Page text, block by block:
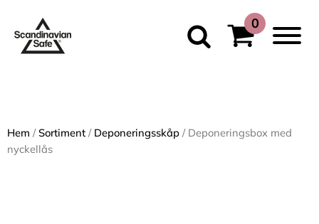
Hem /Sortiment / Deponeringsskåp / Deponeringsbox med
nyckellås